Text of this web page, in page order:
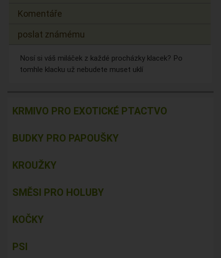
Komentáře
poslat známému
Nosí si váš miláček z každé procházky klacek? Po
tomhle klacku už nebudete muset uklí
KRMIVO PRO EXOTICKÉ PTACTVO
BUDKY PRO PAPOUŠKY
KROUŽKY
SMĚSI PRO HOLUBY
KOČKY
PSI